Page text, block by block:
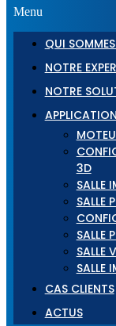
Menu
QUI
NOTRE
NOTRE
3D
SALLE
SALLE
SALLE
SALLE
SALLE
CAS CLIENTS
ACTUS